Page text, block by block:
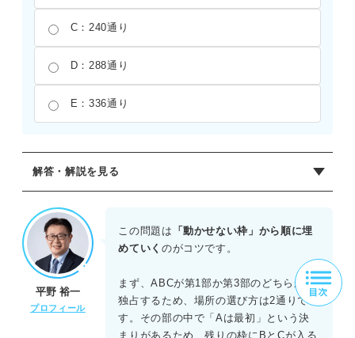
C：240通り
D：288通り
E：336通り
解答・解説を見る
正解：D
面談枠を1～10番とする。A、B、Cを第1部（1～3番）にま
とめる場合、Aは1番で固定。B、Cの並びは2通り。Dは4番
か8番だが、EがDの直後なのでDは4番（Eは5番）または8
番（Eは9番）となる。Dが4番のとき、残る枠にF、G、H、
I、Jを入れる。Fは部の最後（3、7、10番）だが3番は埋ま
っているため7番か10番。G、Hは同じ部なので第2部か第3
部の空き枠に入る。これを計算すると、A、B、Cが第1部の
平野 裕一
プロフィール
この問題は 「動かせない枠」から順に埋
めていく のがコツです。
まず、ABCが第1部か第3部のどちらかを
独占するため、場所の選び方は2通りで
す。その部の中で「Aは最初」という決
まりがあるため、残りの枠にBとCが入る